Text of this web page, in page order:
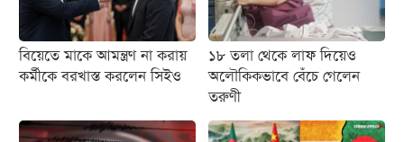
বিয়েতে মাকে আমন্ত্রণ না করায়
কর্মীকে বরখাস্ত করলেন সিইও
১৮ তলা থেকে লাফ দিয়েও
অলৌকিকভাবে বেঁচে গেলেন
তরুণী